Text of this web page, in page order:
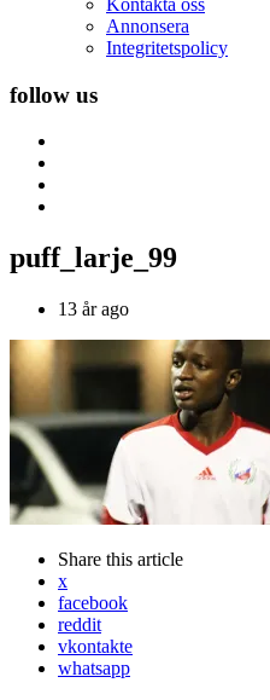
Kontakta oss
Annonsera
Integritetspolicy
follow us
puff_larje_99
13 år ago
Share this article
x
facebook
reddit
vkontakte
whatsapp